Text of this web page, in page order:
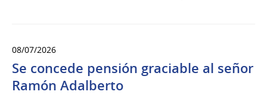
08/07/2026
Se concede pensión graciable al señor
Ramón Adalberto